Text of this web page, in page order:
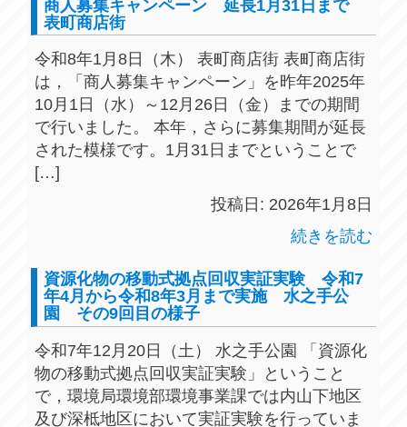
商人募集キャンペーン 延長1月31日まで
表町商店街
令和8年1月8日（木） 表町商店街 表町商店街
は，「商人募集キャンペーン」を昨年2025年
10月1日（水）～12月26日（金）までの期間
で行いました。 本年，さらに募集期間が延長
された模様です。1月31日までということで
[…]
投稿日: 2026年1月8日
続きを読む
資源化物の移動式拠点回収実証実験 令和7
年4月から令和8年3月まで実施 水之手公
園 その9回目の様子
令和7年12月20日（土） 水之手公園 「資源化
物の移動式拠点回収実証実験」ということ
で，環境局環境部環境事業課では内山下地区
及び深柢地区において実証実験を行っていま